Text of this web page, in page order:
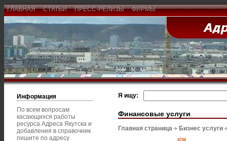
ГЛАВНАЯ СТАТЬИ ПРЕСС-РЕЛИЗЫ ФИРМЫ
Информация
По всем вопросам
касающихся работы
ресурса Адреса Якутска и
добавления в справочник
пишите по адресу
Я ищу:
Финансовые услуги
Главная страница Бизнес услуги